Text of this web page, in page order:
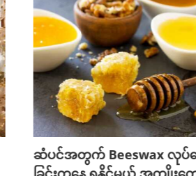
ဆံပင်အတွက် Beeswax လုပ်ပ